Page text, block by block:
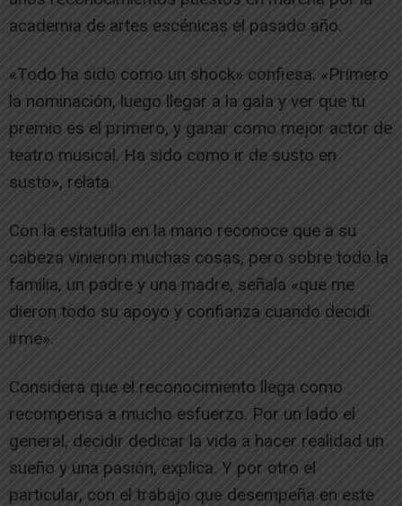
academia de artes escénicas el pasado año.
«Todo ha sido como un shock» confiesa. «Primero
la nominación, luego llegar a la gala y ver que tu
premio es el primero, y ganar como mejor actor de
teatro musical. Ha sido como ir de susto en
susto», relata.
Con la estatuilla en la mano reconoce que a su
cabeza vinieron muchas cosas, pero sobre todo la
familia, un padre y una madre, señala «que me
dieron todo su apoyo y confianza cuando decidí
irme».
Considera que el reconocimiento llega como
recompensa a mucho esfuerzo. Por un lado el
general, decidir dedicar la vida a hacer realidad un
sueño y una pasión, explica. Y por otro el
particular, con el trabajo que desempeña en este